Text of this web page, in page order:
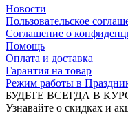
Новости
Пользовательское
Соглашение о
Помощь
Оплата и доставка
Гарантия на товар
Режим работы в
БУДЬТЕ ВСЕГДА В
Узнавайте о скидках и